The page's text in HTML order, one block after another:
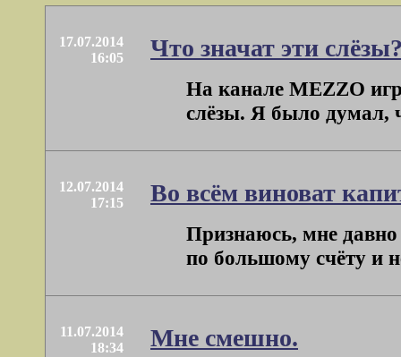
17.07.2014
16:05
Что значат эти
На канале MEZZO
слёзы. Я было думал,
12.07.2014
17:15
Во всём виноват
Признаюсь, мне давно
по большому счёту и
11.07.2014
18:34
Мне смешно.